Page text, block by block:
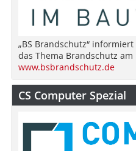
„BS Brandschutz“
das Thema Brandschutz am
www.bsbrandschutz.de
CS Computer Spezial